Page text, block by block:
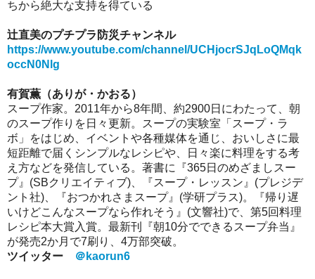
ちから絶大な支持を得ている
辻直美のプチプラ防災チャンネル
https://www.youtube.com/channel/UCHjocrSJqLoQMqk
occN0Nlg
有賀薫（ありが・かおる）
スープ作家。2011年から8年間、約2900日にわたって、朝
のスープ作りを日々更新。スープの実験室「スープ・ラ
ボ」をはじめ、イベントや各種媒体を通じ、おいしさに最
短距離で届くシンプルなレシピや、日々楽に料理をする考
え方などを発信している。著書に『365日のめざましスー
プ』(SBクリエイティブ)、『スープ・レッスン』(プレジデ
ント社)、『おつかれさまスープ』(学研プラス)。『帰り遅
いけどこんなスープなら作れそう』(文響社)で、第5回料理
レシピ本大賞入賞。最新刊『朝10分でできるスープ弁当』
が発売2か月で7刷り、4万部突破。
ツイッター
＠kaorun6